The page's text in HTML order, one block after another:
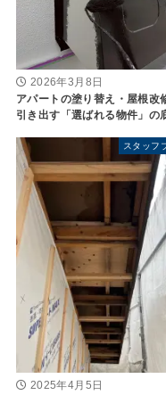
2026年3月8日
アパートの塗り替え・屋根改
引き出す「選ばれる物件」の
スタッフ
2025年4月5日